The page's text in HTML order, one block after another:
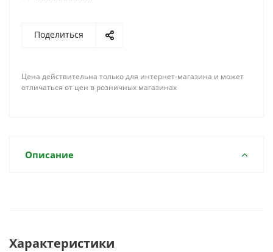
Поделиться
Цена действительна только для интернет-магазина и может
отличаться от цен в розничных магазинах
Описание
Характеристики